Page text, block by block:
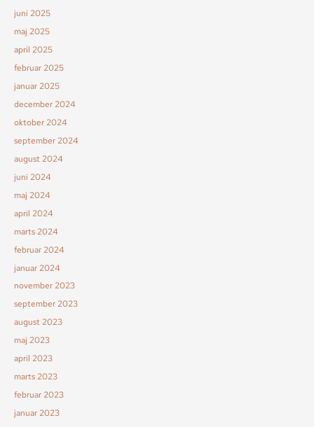
juni 2025
maj 2025
april 2025
februar 2025
januar 2025
december 2024
oktober 2024
september 2024
august 2024
juni 2024
maj 2024
april 2024
marts 2024
februar 2024
januar 2024
november 2023
september 2023
august 2023
maj 2023
april 2023
marts 2023
februar 2023
januar 2023